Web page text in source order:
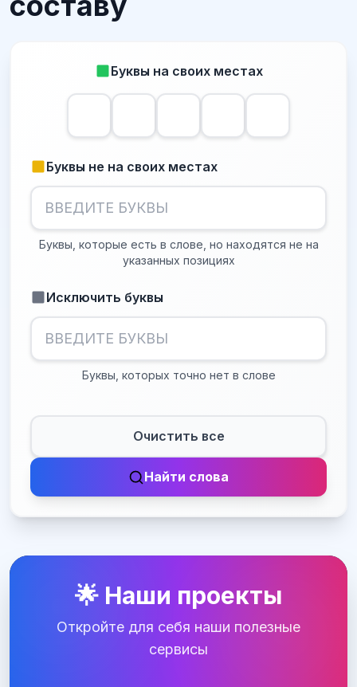
Буквы на своих местах
Буквы не на своих местах
Буквы, которые есть в слове, но находятся не на
указанных позициях
Исключить буквы
Буквы, которых точно нет в слове
Очистить все
Найти слова
🌟 Наши проекты
Откройте для себя наши полезные
сервисы